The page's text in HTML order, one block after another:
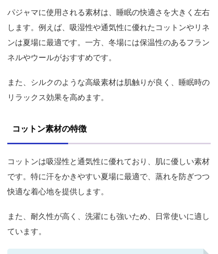
パジャマに使用される素材は、睡眠の快適さを大きく左右
します。例えば、吸湿性や通気性に優れたコットンやリネ
ンは夏場に最適です。一方、冬場には保温性のあるフラン
ネルやウールがおすすめです。
また、シルクのような高級素材は肌触りが良く、睡眠時の
リラックス効果を高めます。
コットン素材の特徴
コットンは吸湿性と通気性に優れており、肌に優しい素材
です。特に汗をかきやすい夏場に最適で、蒸れを防ぎつつ
快適な着心地を提供します。
また、耐久性が高く、洗濯にも強いため、日常使いに適し
ています。